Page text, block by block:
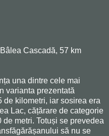
Cascadă, 57 km
una dintre cele mai
varianta prezentată
kilometri, iar sosirea era
Lac, cățărare de categorie
metri. Totuși se prevedea
să nu se